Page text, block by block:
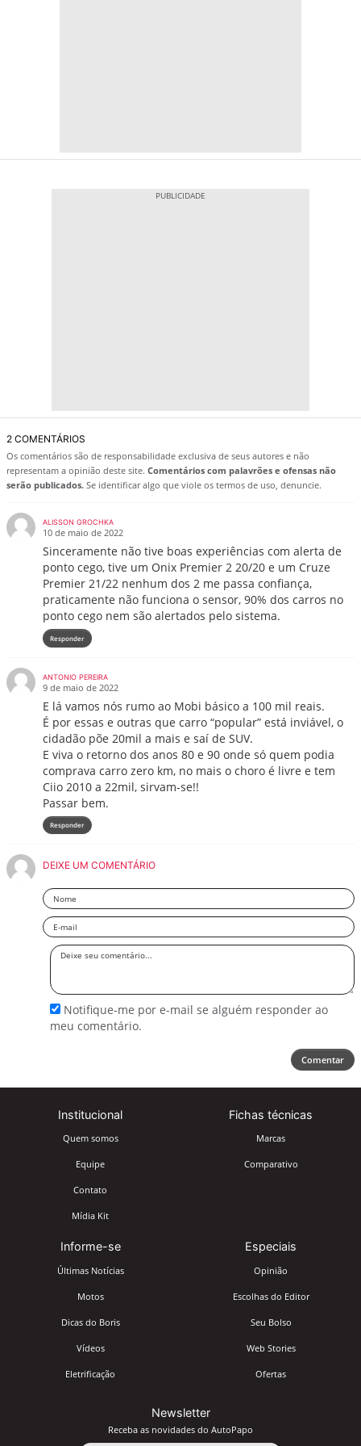
2 COMENTÁRIOS
Os comentários são de responsabilidade exclusiva de seus autores e não
representam a opinião deste site. Comentários com palavrões e ofensas não
serão publicados. Se identificar algo que viole os termos de uso, denuncie.
ALISSON GROCHKA
10 de maio de 2022
Sinceramente não tive boas experiências com alerta de
ponto cego, tive um Onix Premier 2 20/20 e um Cruze
Premier 21/22 nenhum dos 2 me passa confiança,
praticamente não funciona o sensor, 90% dos carros no
ponto cego nem são alertados pelo sistema.
Responder
ANTONIO PEREIRA
9 de maio de 2022
E lá vamos nós rumo ao Mobi básico a 100 mil reais.
É por essas e outras que carro “popular” está inviável, o
cidadão põe 20mil a mais e saí de SUV.
E viva o retorno dos anos 80 e 90 onde só quem podia
comprava carro zero km, no mais o choro é livre e tem
Ciio 2010 a 22mil, sirvam-se!!
Passar bem.
Responder
DEIXE UM COMENTÁRIO
Nome
Email
Deixe
Notifique-me por e-mail se alguém responder ao
meu comentário.
Comentar
Institucional
Quem somos
Equipe
Contato
Mídia Kit
Fichas técnicas
Marcas
Comparativo
Informe-se
Últimas Notícias
Motos
Dicas do Boris
Vídeos
Eletrificação
Especiais
Opinião
Escolhas do Editor
Seu Bolso
Web Stories
Ofertas
Newsletter
Receba as novidades do AutoPapo